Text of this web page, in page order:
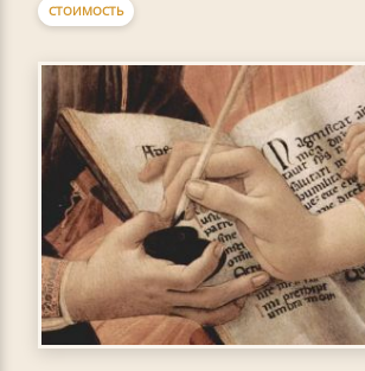
СТОИМОСТЬ